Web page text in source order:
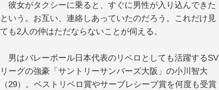
彼女がタクシーに乗ると、すぐに男性が入り込んできた
という。お互い、連絡しあっていたのだろう。これだけ見
ても2人の仲はただならないことが伺える。
男はバレーボール日本代表のリベロとしても活躍するSV
リーグの強豪「サントリーサンバーズ大阪」の小川智大
（29）。ベストリベロ賞やサーブレシーブ賞を何度も受賞